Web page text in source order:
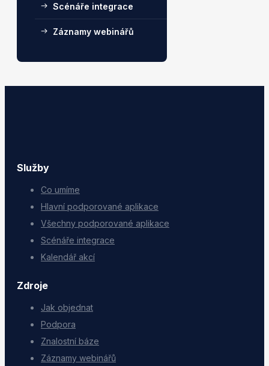
Scénáře integrace
Záznamy webinářů
Služby
Co umíme
Hlavní podporované aplikace
Všechny podporované aplikace
Scénáře integrace
Kalendář akcí
Zdroje
Jak objednat
Podpora
Znalostní báze
Záznamy webinářů